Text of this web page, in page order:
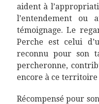
aident à
l’entendement
témoignage. Le
Perche est celui
reconnu pour son
percheronne,
encore à ce
Récompensé pour